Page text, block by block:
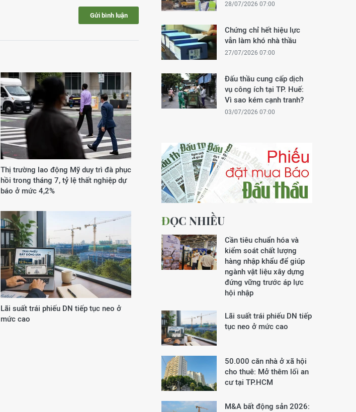
Gửi bình luận
Thị trường lao động Mỹ duy trì đà phục
hồi trong tháng 7, tỷ lệ thất nghiệp dự
báo ở mức 4,2%
Lãi suất trái phiếu DN tiếp tục neo ở
mức cao
28/07/2026 07:00
Chứng chỉ hết hiệu lực
vẫn làm khó nhà thầu
27/07/2026 07:00
Đấu thầu cung cấp dịch
vụ công ích tại TP. Huế:
Vì sao kém cạnh tranh?
03/07/2026 07:00
ĐỌC NHIỀU
Cần tiêu chuẩn hóa và
kiểm soát chất lượng
hàng nhập khẩu để giúp
ngành vật liệu xây dựng
đứng vững trước áp lực
hội nhập
Lãi suất trái phiếu DN tiếp
tục neo ở mức cao
50.000 căn nhà ở xã hội
cho thuê: Mở thêm lối an
cư tại TP.HCM
M&A bất động sản 2026: